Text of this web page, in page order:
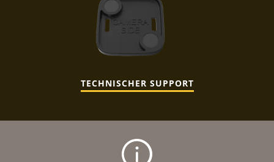
TECHNISCHER SUPPORT